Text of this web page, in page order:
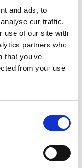
and ads, to
our traffic.
use of our site with
partners who
that you’ve
from your use
级方程式赛车的性能极
(AFM) 技术提升铝型材